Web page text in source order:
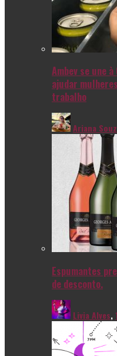
Ambev se une
ajudar
trabalho
Ariana
Espumantes
de desconto.
Livia Alves,